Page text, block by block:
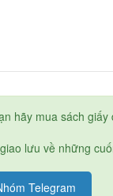
hãy mua sách giấy
lưu về những
Telegram